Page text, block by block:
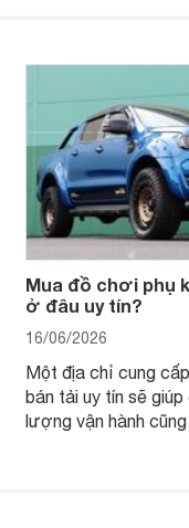
không, dùng được
Mua đồ chơi phụ
ở đâu uy tín?
16/06/2026
Một địa chỉ cung
bán tải uy tín sẽ
lượng vận hành